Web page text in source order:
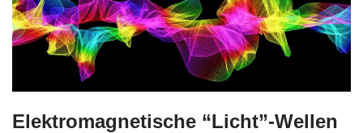
Elektromagnetische “Licht”-Wellen